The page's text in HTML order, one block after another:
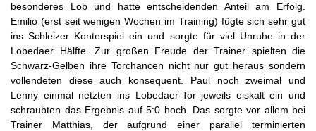
besonderes Lob und hatte entscheidenden Anteil am Erfolg.
Emilio (erst seit wenigen Wochen im Training) fügte sich sehr gut
ins Schleizer Konterspiel ein und sorgte für viel Unruhe in der
Lobedaer Hälfte. Zur großen Freude der Trainer spielten die
Schwarz-Gelben ihre Torchancen nicht nur gut heraus sondern
vollendeten diese auch konsequent. Paul noch zweimal und
Lenny einmal netzten ins Lobedaer-Tor jeweils eiskalt ein und
schraubten das Ergebnis auf 5:0 hoch. Das sorgte vor allem bei
Trainer Matthias, der aufgrund einer parallel terminierten